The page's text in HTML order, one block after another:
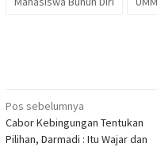
Navigasi
pos
Pos sebelumnya
Cabor Kebingungan Tentukan
Pilihan, Darmadi : Itu Wajar dan